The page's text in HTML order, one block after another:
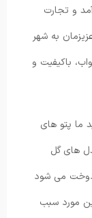
و تجارت
به شهر
باکیفیت و
ما پتو های
های گل
دوخت می شود
مورد سبب